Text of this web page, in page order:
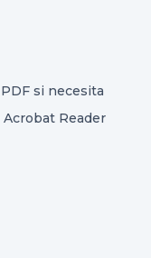
si necesita
Reader